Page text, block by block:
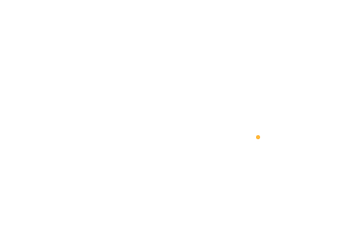
Замена кнопки включения